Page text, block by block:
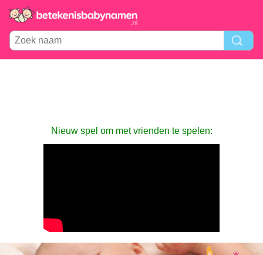
Nieuw spel om met vrienden te spelen: